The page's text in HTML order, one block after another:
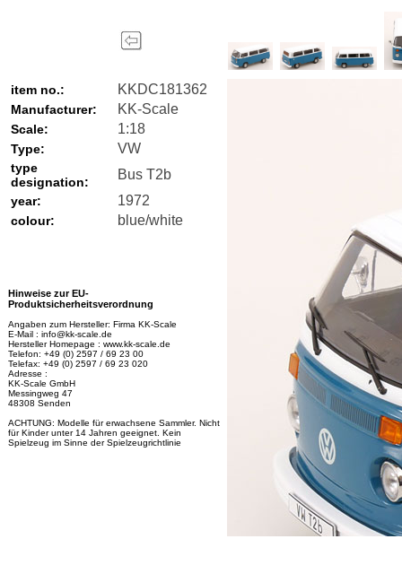
item no.: KKDC181362
Manufacturer: KK-Scale
Scale: 1:18
Type: VW
type
designation:
Bus T2b
year: 1972
colour: blue/white
Hinweise zur EU-
Produktsicherheitsverordnung
Angaben zum Hersteller: Firma KK-Scale
E-Mail : info@kk-scale.de
Hersteller Homepage : www.kk-scale.de
Telefon: +49 (0) 2597 / 69 23 00
Telefax: +49 (0) 2597 / 69 23 020
Adresse :
KK-Scale GmbH
Messingweg 47
48308 Senden
ACHTUNG: Modelle für erwachsene Sammler. Nicht
für Kinder unter 14 Jahren geeignet. Kein
Spielzeug im Sinne der Spielzeugrichtlinie